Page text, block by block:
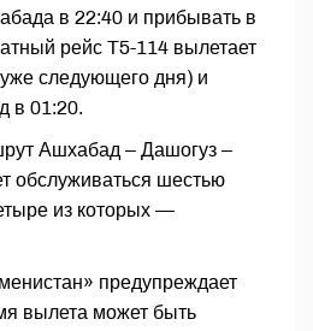
в 22:40 и прибывать в
рейс T5-114 вылетает
следующего дня) и
в 01:20.
Ашхабад – Дашогуз –
обслуживаться шестью
из которых —
предупреждает
вылета может быть